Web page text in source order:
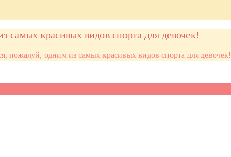
самых красивых видов спорта для девочек!
пожалуй, одним из самых красивых видов спорта для девочек!